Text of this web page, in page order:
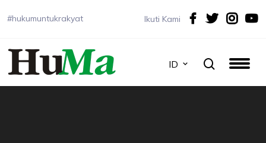
#hukumuntukrakyat Ikuti Kami
ID